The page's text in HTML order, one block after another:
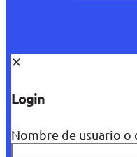
✕
Login
Nombre de usuario